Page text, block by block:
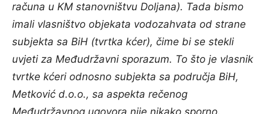
računa u KM stanovništvu Doljana). Tada bismo
imali vlasništvo objekata vodozahvata od strane
subjekta sa BiH (tvrtka kćer), čime bi se stekli
uvjeti za Međudržavni sporazum. To što je vlasnik
tvrtke kćeri odnosno subjekta sa područja BiH,
Metković d.o.o., sa aspekta rečenog
Međudržavnog ugovora nije nikako sporno.